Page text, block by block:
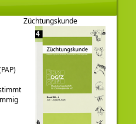
Züchtungskunde